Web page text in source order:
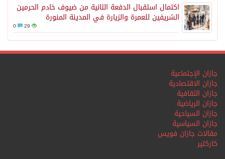
اكتمال استقبال الدفعة الثانية من ضيوف خادم الحرمين
الشريفين للعمرة والزيارة في المدينة المنورة
29
جازان الإجتماعية
جازان الاقتصادية
جازان الثقافية
جازان الرياضية
جازان السياحية
جازان السياسية
مقالات جازان فويس
كاركتير